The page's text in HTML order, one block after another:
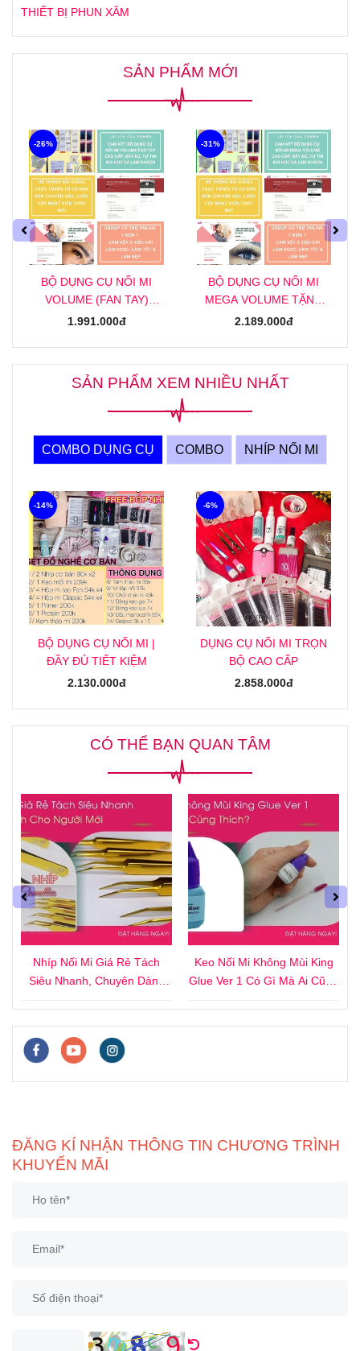
THIẾT BỊ PHUN XĂM
SẢN PHẨM MỚI
BỘ DỤNG CỤ NỐI MI
VOLUME (FAN TAY)
TẶNG KHOÁ HỌC NỐI MI
ONLINE
1.991.000đ
-26%
BỘ DỤNG CỤ NỐI MI
MEGA VOLUME TẶNG
KHOÁ HỌC NỐI MI MEGA
2.189.000đ
-31%
SẢN PHẨM XEM NHIỀU NHẤT
COMBO DỤNG CỤ COMBO NHÍP NỐI MI
BỘ DỤNG CỤ NỐI MI |
ĐẦY ĐỦ TIẾT KIỆM
2.130.000đ
-14%
DỤNG CỤ NỐI MI TRỌN
BỘ CAO CẤP
2.858.000đ
-6%
CÓ THỂ BẠN QUAN TÂM
Nhíp Nối Mi Giá Rẻ Tách
Siêu Nhanh, Chuyên Dành
Keo Nối Mi Không Mùi King
Glue Ver 1 Có Gì Mà Ai Cũng
ĐĂNG KÍ NHẬN THÔNG TIN CHƯƠNG TRÌNH
KHUYẾN MÃI